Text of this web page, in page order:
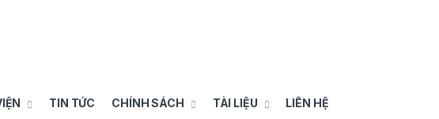
TIN TỨC CHÍNH SÁCH TÀI LIỆU LIÊN HỆ